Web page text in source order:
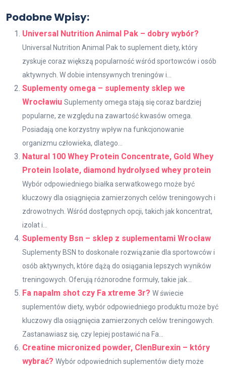
Podobne Wpisy:
Universal Nutrition Animal Pak – dobry wybór?
Universal Nutrition Animal Pak to suplement diety, który
zyskuje coraz większą popularność wśród sportowców i osób
aktywnych. W dobie intensywnych treningów i...
Suplementy omega – suplementy sklep we
Wrocławiu Suplementy omega stają się coraz bardziej
popularne, ze względu na zawartość kwasów omega.
Posiadają one korzystny wpływ na funkcjonowanie
organizmu człowieka, dlatego...
Natural 100 Whey Protein Concentrate, Gold Whey
Protein Isolate, diamond hydrolysed whey protein
Wybór odpowiedniego białka serwatkowego może być
kluczowy dla osiągnięcia zamierzonych celów treningowych i
zdrowotnych. Wśród dostępnych opcji, takich jak koncentrat,
izolat i...
Suplementy Bsn – sklep z suplementami Wrocław
Suplementy BSN to doskonałe rozwiązanie dla sportowców i
osób aktywnych, które dążą do osiągania lepszych wyników
treningowych. Oferują różnorodne formuły, takie jak...
Fa napalm shot czy Fa xtreme 3r? W świecie
suplementów diety, wybór odpowiedniego produktu może być
kluczowy dla osiągnięcia zamierzonych celów treningowych.
Zastanawiasz się, czy lepiej postawić na Fa...
Creatine micronized powder, ClenBurexin – który
wybrać? Wybór odpowiednich suplementów diety może